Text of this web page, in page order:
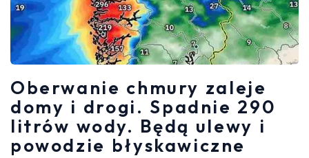
Oberwanie chmury zaleje
domy i drogi. Spadnie 290
litrów wody. Będą ulewy i
powodzie błyskawiczne